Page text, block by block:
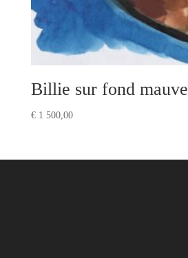
Billie sur fond mauve
€1 500,00